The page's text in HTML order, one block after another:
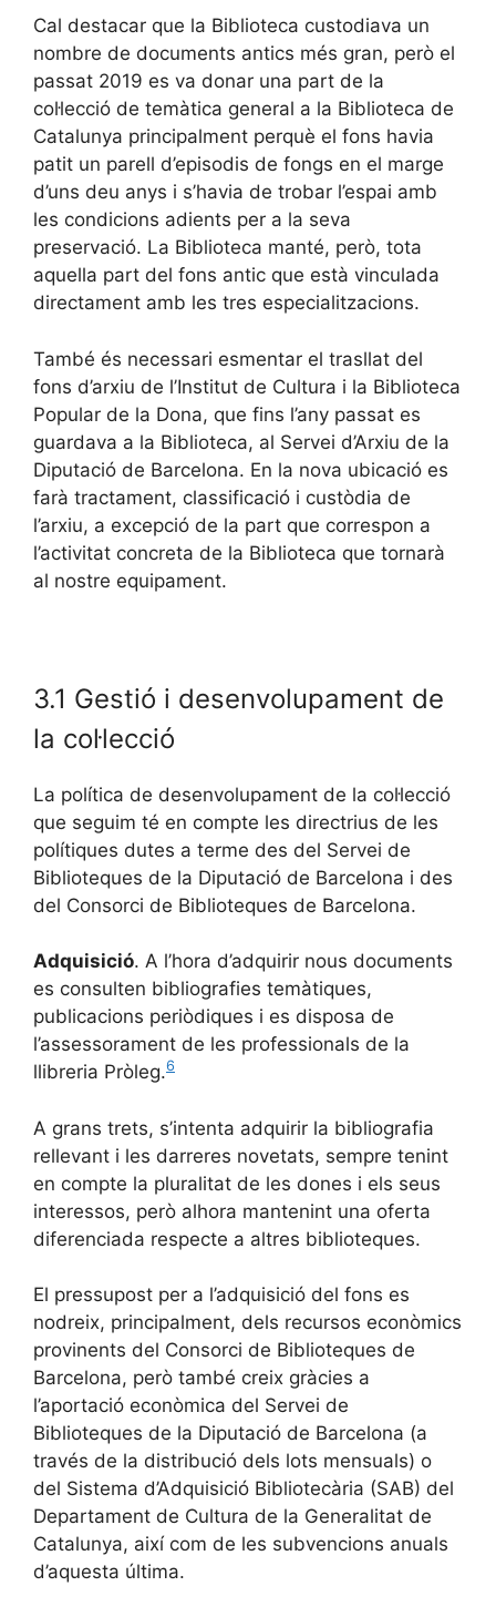
Cal destacar que la Biblioteca custodiava un
nombre de documents antics més gran, però el
passat 2019 es va donar una part de la
col·lecció de temàtica general a la Biblioteca de
Catalunya principalment perquè el fons havia
patit un parell d’episodis de fongs en el marge
d’uns deu anys i s’havia de trobar l’espai amb
les condicions adients per a la seva
preservació. La Biblioteca manté, però, tota
aquella part del fons antic que està vinculada
directament amb les tres especialitzacions.
També és necessari esmentar el trasllat del
fons d’arxiu de l’Institut de Cultura i la Biblioteca
Popular de la Dona, que fins l’any passat es
guardava a la Biblioteca, al Servei d’Arxiu de la
Diputació de Barcelona. En la nova ubicació es
farà tractament, classificació i custòdia de
l’arxiu, a excepció de la part que correspon a
l’activitat concreta de la Biblioteca que tornarà
al nostre equipament.
3.1 Gestió i desenvolupament de
la col·lecció
La política de desenvolupament de la col·lecció
que seguim té en compte les directrius de les
polítiques dutes a terme des del Servei de
Biblioteques de la Diputació de Barcelona i des
del Consorci de Biblioteques de Barcelona.
Adquisició. A l’hora d’adquirir nous documents
es consulten bibliografies temàtiques,
publicacions periòdiques i es disposa de
l’assessorament de les professionals de la
llibreria Pròleg.6
A grans trets, s’intenta adquirir la bibliografia
rellevant i les darreres novetats, sempre tenint
en compte la pluralitat de les dones i els seus
interessos, però alhora mantenint una oferta
diferenciada respecte a altres biblioteques.
El pressupost per a l’adquisició del fons es
nodreix, principalment, dels recursos econòmics
provinents del Consorci de Biblioteques de
Barcelona, però també creix gràcies a
l’aportació econòmica del Servei de
Biblioteques de la Diputació de Barcelona (a
través de la distribució dels lots mensuals) o
del Sistema d’Adquisició Bibliotecària (SAB) del
Departament de Cultura de la Generalitat de
Catalunya, així com de les subvencions anuals
d’aquesta última.